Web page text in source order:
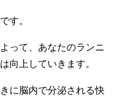
す。
って、あなたのランニ
向上していきます。
に脳内で分泌される快